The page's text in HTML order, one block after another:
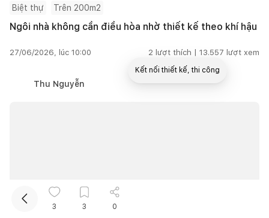
Biệt thự Trên 200m2
Ngôi nhà không cần điều hòa nhờ thiết kế theo khí hậu
27/06/2026, lúc 10:00 2 lượt thích | 13.557 lượt xem
Thu Nguyễn
3 3 0
Kết nối thiết kế, thi công